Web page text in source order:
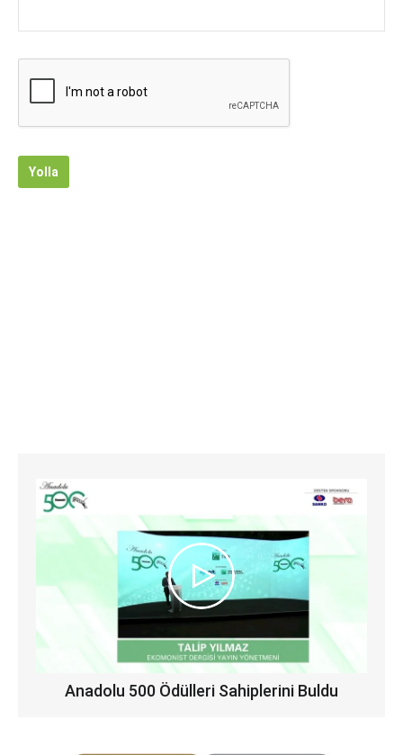
Yolla
Anadolu 500 Ödülleri Sahiplerini Buldu